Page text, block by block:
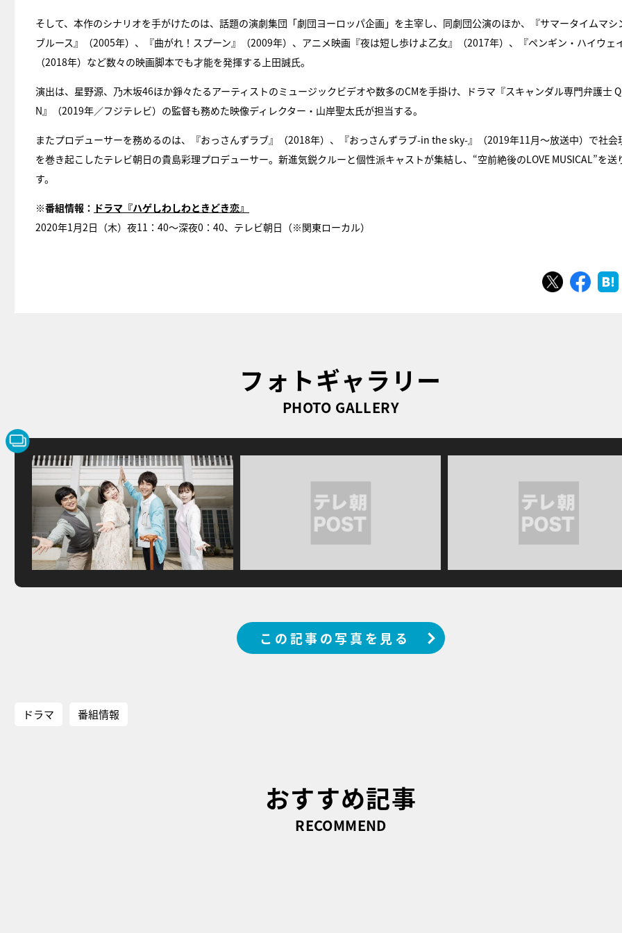
そして、本作のシナリオを手がけたのは、話題の演劇集団「劇団ヨーロッパ企画」を主宰し、同劇団公演のほか、『サマータイムマシ
ブルース』（2005年）、『曲がれ！スプーン』（2009年）、アニメ映画『夜は短し歩けよ乙女』（2017年）、『ペンギン・ハイウェ
（2018年）など数々の映画脚本でも才能を発揮する上田誠氏。
演出は、星野源、乃木坂46ほか錚々たるアーティストのミュージックビデオや数多のCMを手掛け、ドラマ『スキャンダル専門弁護士
N』（2019年／フジテレビ）の監督も務めた映像ディレクター・山岸聖太氏が担当する。
またプロデューサーを務めるのは、『おっさんずラブ』（2018年）、『おっさんずラブ-in the sky-』（2019年11月～放送中）で社会
を巻き起こしたテレビ朝日の貴島彩理プロデューサー。新進気鋭クルーと個性派キャストが集結し、“空前絶後のLOVE MUSICAL”を送
す。
※番組情報： ドラマ『ハゲしわしわときどき恋』
2020年1月2日（木）夜11：40～深夜0：40、テレビ朝日（※関東ローカル）
ツイートシェ
フォトギャラリー
PHOTO GALLERY
この記事の写真を見る
ドラマ 番組情報
おすすめ記事
RECOMMEND